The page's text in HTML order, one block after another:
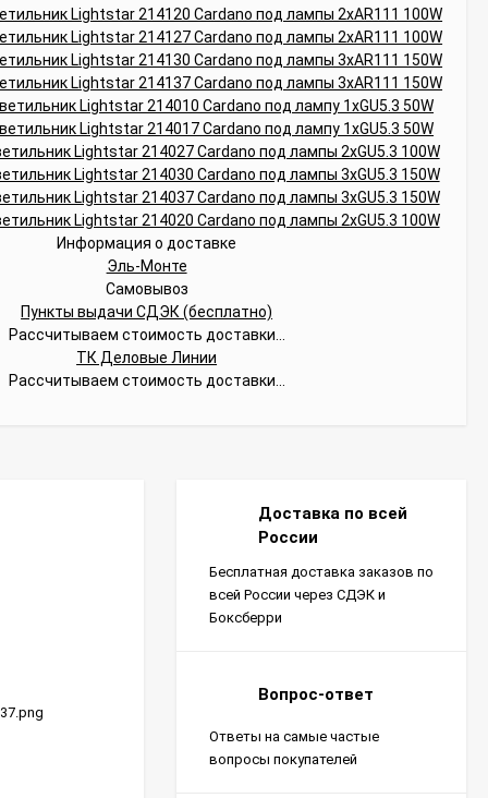
Информация о доставке
Эль-Монте
Самовывоз
Пункты выдачи СДЭК (бесплатно)
Рассчитываем стоимость доставки...
ТК Деловые Линии
Рассчитываем стоимость доставки...
Доставка по всей
России
Бесплатная доставка заказов по
всей России через СДЭК и
Боксберри
Вопрос-ответ
Ответы на самые частые
вопросы покупателей